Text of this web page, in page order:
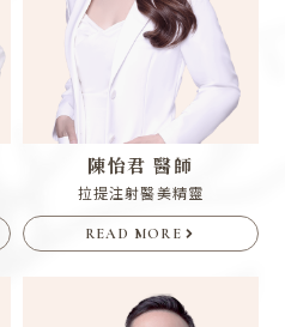
陳怡君 醫師
拉提注射醫美精靈
READ MORE